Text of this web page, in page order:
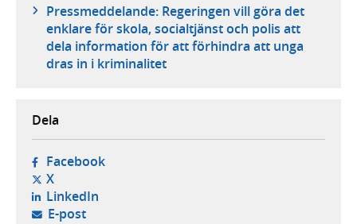
Pressmeddelande: Regeringen vill göra det
enklare för skola, socialtjänst och polis att
dela information för att förhindra att unga
dras in i kriminalitet
Dela
Facebook- öppnas i ny flik, extern webbplats,
X- öppnas i ny flik, extern webbplats,
LinkedIn- öppnas i ny flik, extern webbplats,
E-post- öppnar din e-postklient,